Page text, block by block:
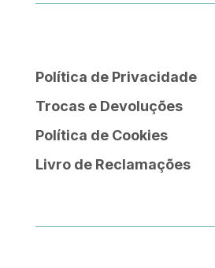
Política de Privacidade
Trocas e Devoluções
Política de Cookies
Livro de Reclamações